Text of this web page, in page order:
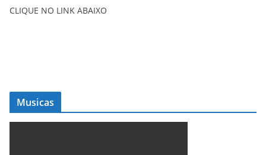
CLIQUE NO LINK ABAIXO
Musicas